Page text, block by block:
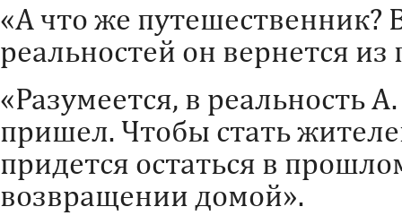
«А что же путешественник?
реальностей он вернется
«Разумеется, в реальность
пришел. Чтобы стать
придется остаться в
возвращении домой».